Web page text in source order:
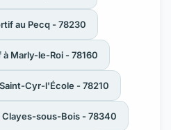
au Pecq - 78230
Marly-le-Roi - 78160
Cyr-l'École - 78210
sous-Bois - 78340